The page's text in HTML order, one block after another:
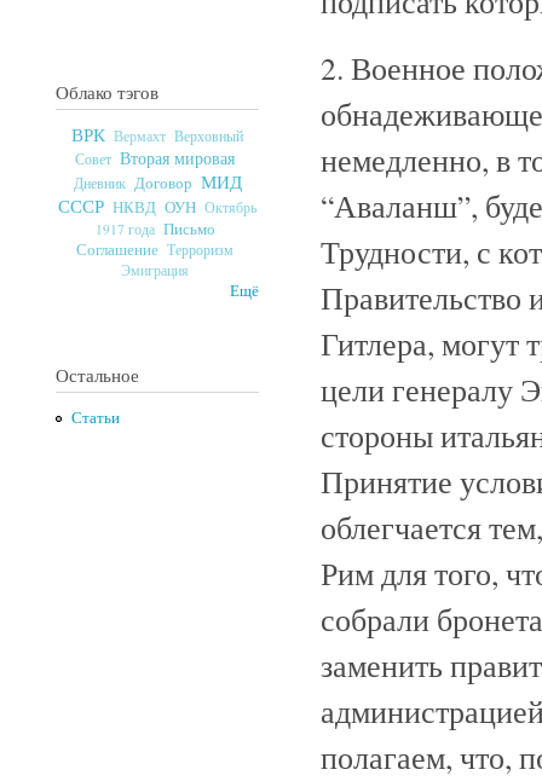
Облако тэгов
ВРК Вермахт Верховный
Совет Вторая мировая
Дневник Договор МИД
СССР НКВД ОУН Октябрь
1917 года Письмо
Соглашение Терроризм
Эмиграция
Ещё
Остальное
Статьи
2. Военное
немедленно, в
“Аваланш”,
Трудности, с
Правительство
Гитлера, могут
цели генералу
стороны
Принятие
облегчается
Рим для того,
собрали
заменить
полагаем, что,